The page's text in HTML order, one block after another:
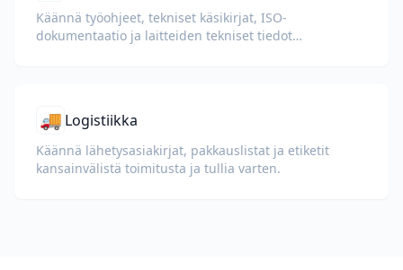
Käännä työohjeet, tekniset käsikirjat, ISO-
dokumentaatio ja laitteiden tekniset tiedot
🚚 Logistiikka
Käännä lähetysasiakirjat, pakkauslistat ja etiketit
kansainvälistä toimitusta ja tullia varten.